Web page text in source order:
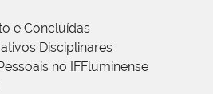
e Concluídas
Disciplinares
no IFFluminense